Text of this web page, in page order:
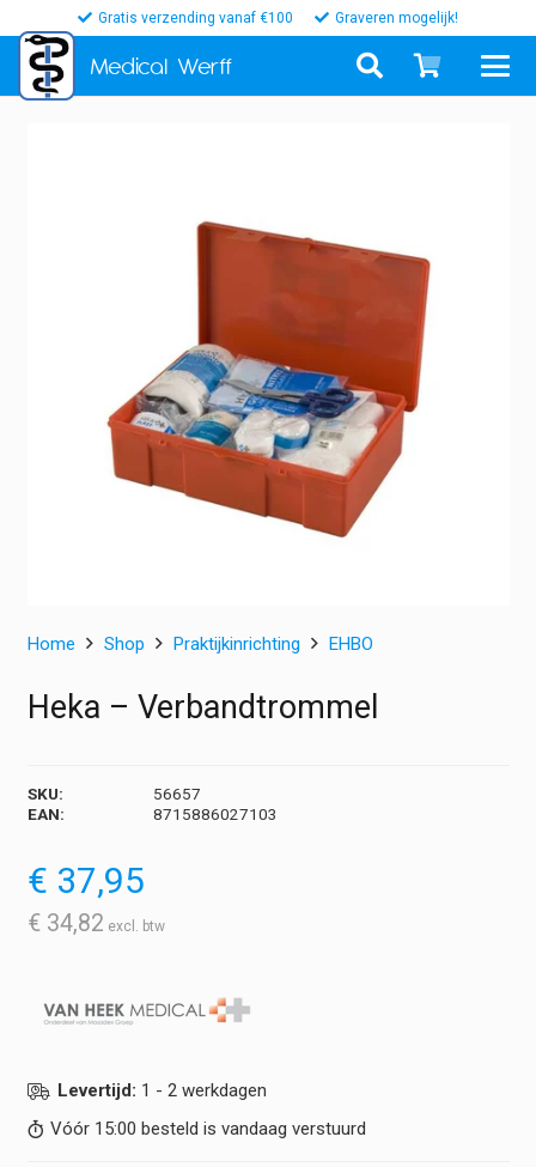
Gratis verzending vanaf €100 Graveren mogelijk!
Medical Werff
Home Shop Praktijkinrichting EHBO
Heka – Verbandtrommel
SKU:
56657
EAN:
8715886027103
€ 37,95
€ 34,82
Levertijd: 1 - 2 werkdagen
Vóór 15:00 besteld is vandaag verstuurd